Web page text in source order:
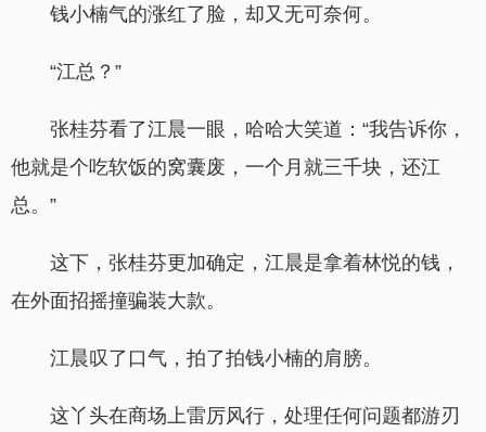
钱小楠气的涨红了脸，却又无可奈何。
“江总？”
张桂芬看了江晨一眼，哈哈大笑道：“我告诉你，
他就是个吃软饭的窝囊废，一个月就三千块，还江
总。”
这下，张桂芬更加确定，江晨是拿着林悦的钱，
在外面招摇撞骗装大款。
江晨叹了口气，拍了拍钱小楠的肩膀。
这丫头在商场上雷厉风行，处理任何问题都游刃